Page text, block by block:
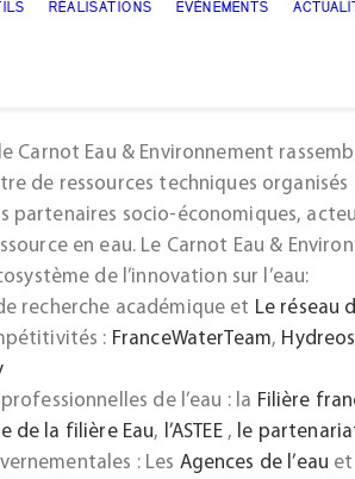
RÉALISATIONS EVÈNEMENTS
de
Carnot Eau & Environnement
de ressources techniques
partenaires socio-économiques,
en eau. Le Carnot Eau &
de l’innovation sur l’eau:
recherche académique et Le réseau
: FranceWaterTeam, Hydreos
de l’eau : la Filière
de la filière Eau, l’ASTEE, le
: Les Agences de l’eau et